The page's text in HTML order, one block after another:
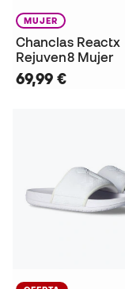
MUJER
Chanclas Reactx
Rejuven8 Mujer
69,99 €